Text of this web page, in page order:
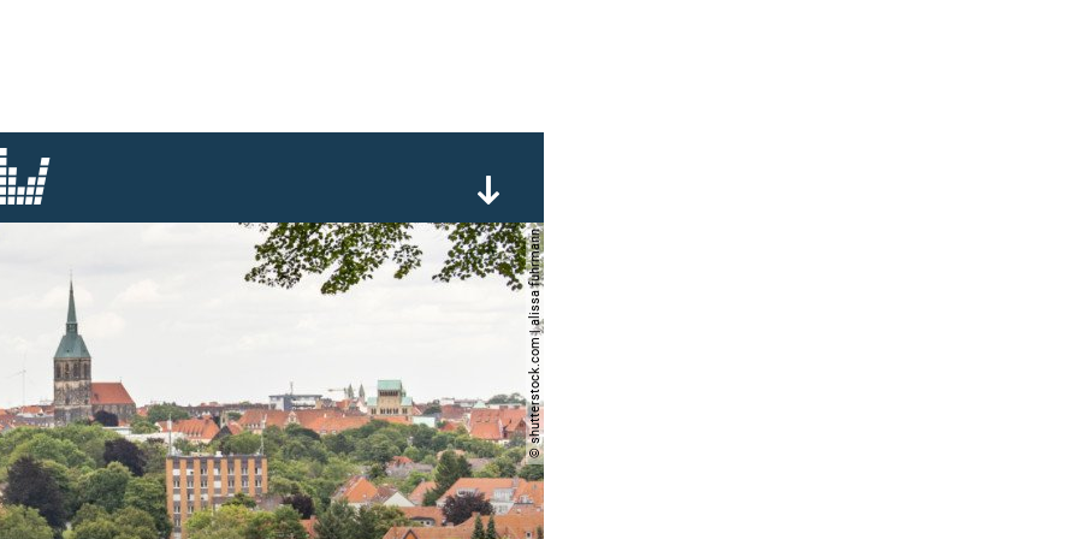
© shutterstock.com | alissa fuhrmann